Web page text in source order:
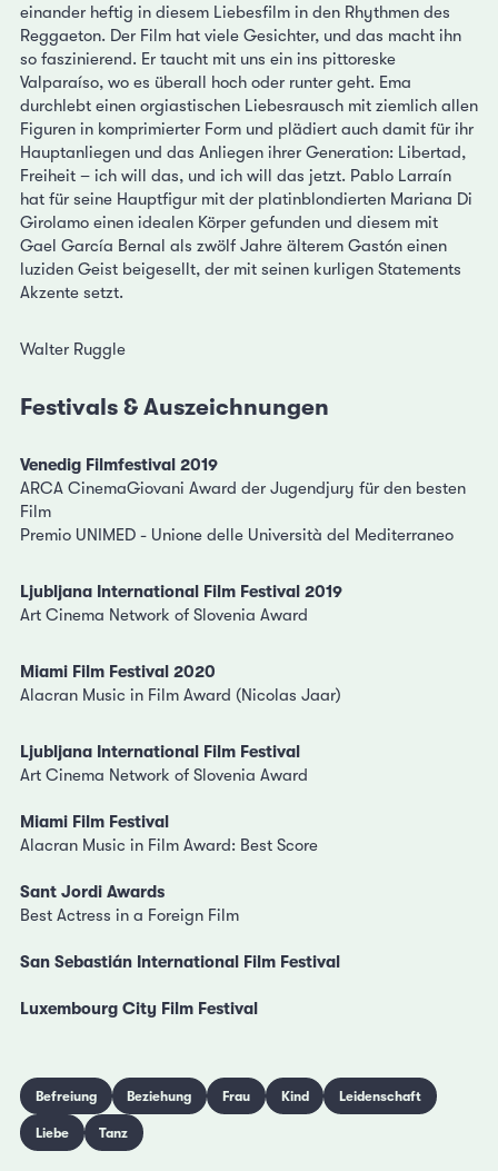
einander heftig in diesem Liebesfilm in den Rhythmen des
Reggaeton. Der Film hat viele Gesichter, und das macht ihn
so faszinierend. Er taucht mit uns ein ins pittoreske
Valparaíso, wo es überall hoch oder runter geht. Ema
durchlebt einen orgiastischen Liebesrausch mit ziemlich allen
Figuren in komprimierter Form und plädiert auch damit für ihr
Hauptanliegen und das Anliegen ihrer Generation: Libertad,
Freiheit – ich will das, und ich will das jetzt. Pablo Larraín
hat für seine Hauptfigur mit der platinblondierten Mariana Di
Girolamo einen idealen Körper gefunden und diesem mit
Gael García Bernal als zwölf Jahre älterem Gastón einen
luziden Geist beigesellt, der mit seinen kurligen Statements
Akzente setzt.
Walter Ruggle
Festivals & Auszeichnungen
Venedig Filmfestival 2019
ARCA CinemaGiovani Award der Jugendjury für den besten
Film
Premio UNIMED - Unione delle Università del Mediterraneo
Ljubljana International Film Festival 2019
Art Cinema Network of Slovenia Award
Miami Film Festival 2020
Alacran Music in Film Award (Nicolas Jaar)
Ljubljana International Film Festival
Art Cinema Network of Slovenia Award
Miami Film Festival
Alacran Music in Film Award: Best Score
Sant Jordi Awards
Best Actress in a Foreign Film
San Sebastián International Film Festival
Luxembourg City Film Festival
Befreiung Beziehung Frau Kind Leidenschaft
Liebe Tanz